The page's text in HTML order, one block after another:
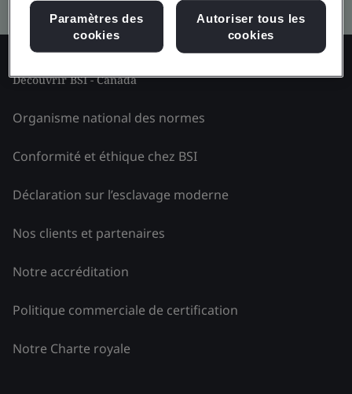
Découvrir BSI - Canada
Organisme national des normes
Conformité et éthique chez BSI
Déclaration sur l’esclavage moderne
Nos clients et partenaires
Notre accréditation
Politique commerciale de certification
Notre Charte royale
Paramètres des
cookies
Autoriser tous les
cookies